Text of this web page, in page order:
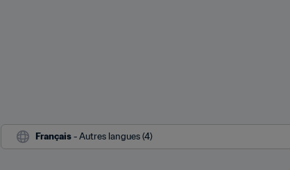
Français - Autres langues (4)